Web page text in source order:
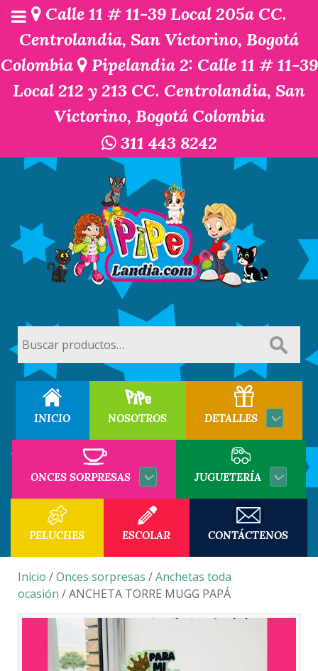
Calle 11 # 11-39 Local 205a CC.
Centrolandia, San Victorino, Bogotá
Colombia
Pipelandia 2: Calle 11 # 11-39
Local 212 y 213 CC. Centrolandia, San
Victorino, Bogotá Colombia
311 443 8242
por:
INICIO NOSOTROS DETALLES
ONCES SORPRESAS JUGUETERÍA
PELUCHES ESCOLAR CONTÁCTENOS
Inicio /Onces sorpresas /Anchetas toda
ocasión / ANCHETA TORRE MUGG PAPÁ